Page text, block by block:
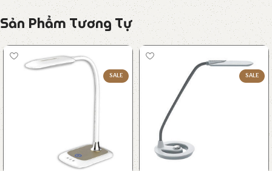
Sản Phẩm Tương Tự
SALE SALE